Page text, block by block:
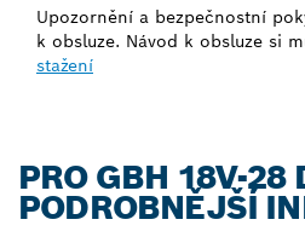
Upozornění a bezpečnostní
k obsluze. Návod k obsluze si
stažení
PRO GBH 18V-28
PODROBNĚJŠÍ